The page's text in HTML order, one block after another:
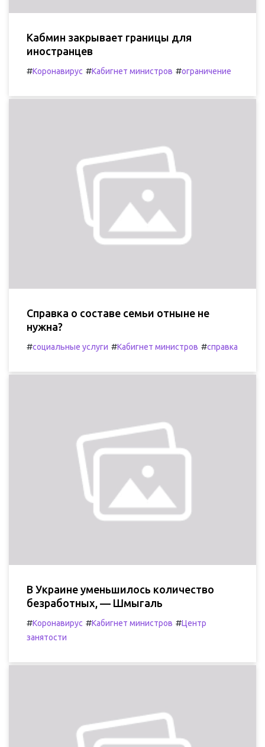
Кабмин закрывает границы для
иностранцев
#Коронавирус #Кабигнет министров #ограничение
Справка о составе семьи отныне не
нужна?
#социальные услуги #Кабигнет министров #справка
В Украине уменьшилось количество
безработных, — Шмыгаль
#Коронавирус #Кабигнет министров #Центр
занятости